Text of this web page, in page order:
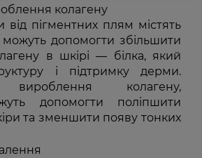
колагену
від пігментних плям містять
можуть допомогти збільшити
в шкірі — білка, який
і підтримку дерми.
вироблення колагену,
допомогти поліпшити
та зменшити появу тонких